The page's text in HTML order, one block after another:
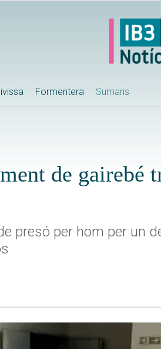
Formentera Sumaris
de gairebé
presó per hom per un